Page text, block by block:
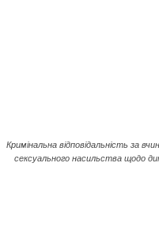
Кримінальна відповідальність за
сексуального насильства щодо